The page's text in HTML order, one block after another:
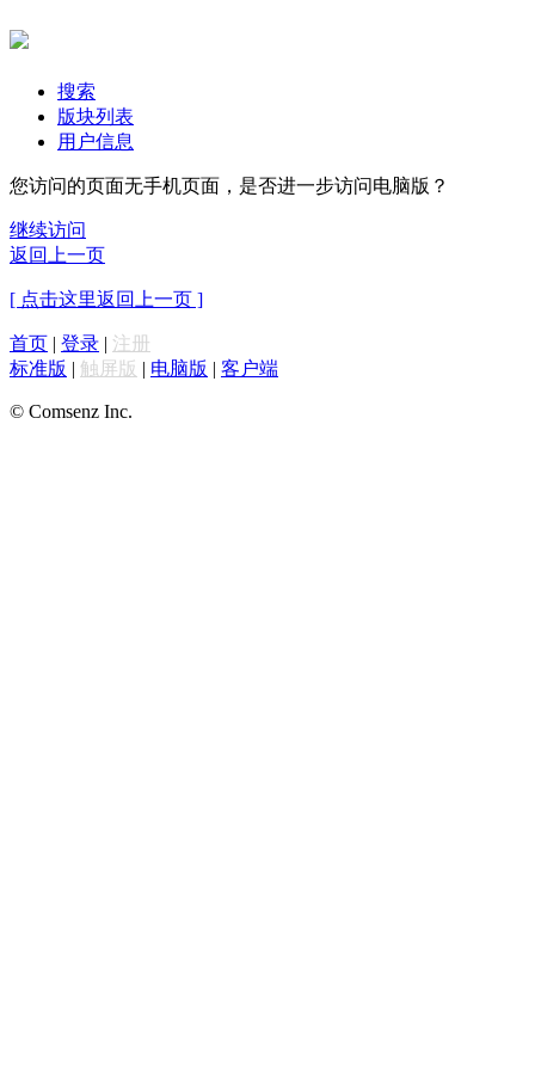
搜索
版块列表
用户信息
您访问的页面无手机页面，是否进一步访问电脑版？
继续访问
返回上一页
[ 点击这里返回上一页 ]
首页 | 登录 | 注册
标准版 | 触屏版 | 电脑版 | 客户端
© Comsenz Inc.